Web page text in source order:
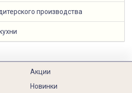
производства
Акции
Новинки